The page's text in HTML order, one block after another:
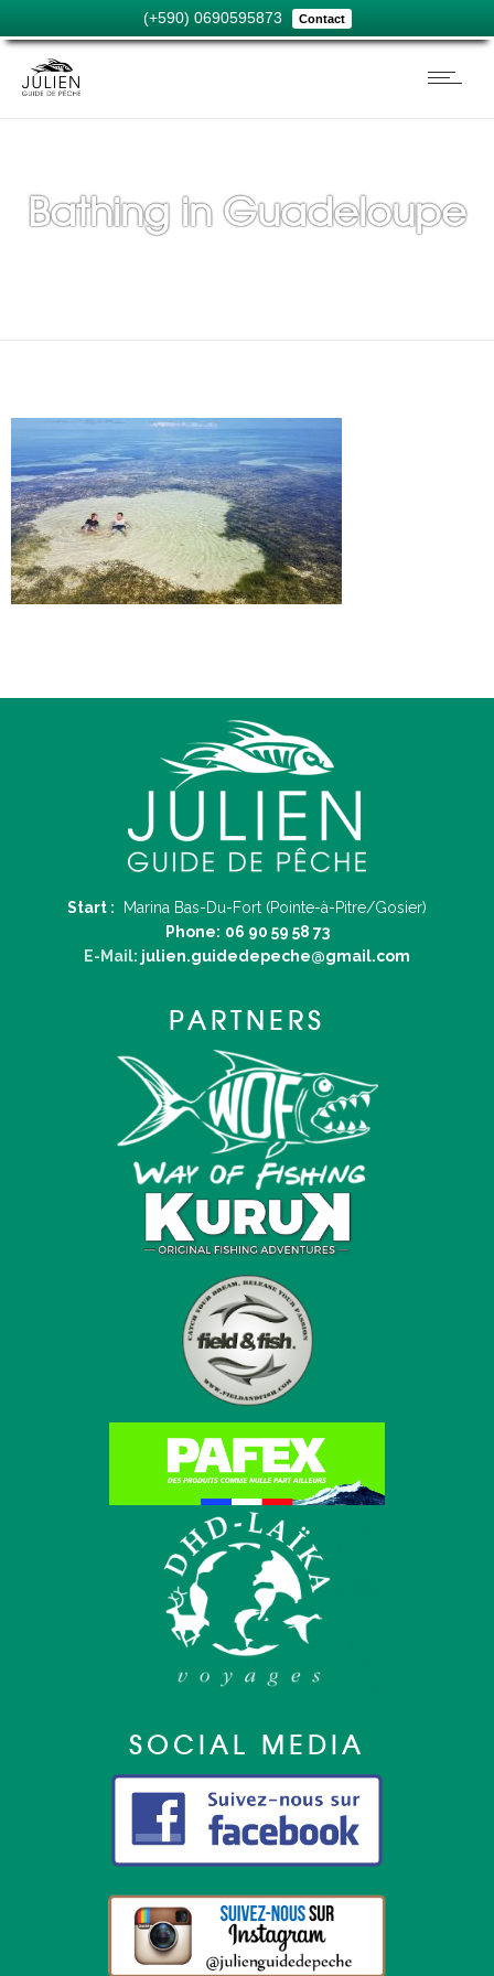
(+590) 0690595873 Contact
Bathing in Guadeloupe
Start :
Marina Bas-Du-Fort (Pointe-à-Pitre/Gosier)
Phone: 06 90 59 58 73
E-Mail: julien.guidedepeche@gmail.com
PARTNERS
SOCIAL MEDIA